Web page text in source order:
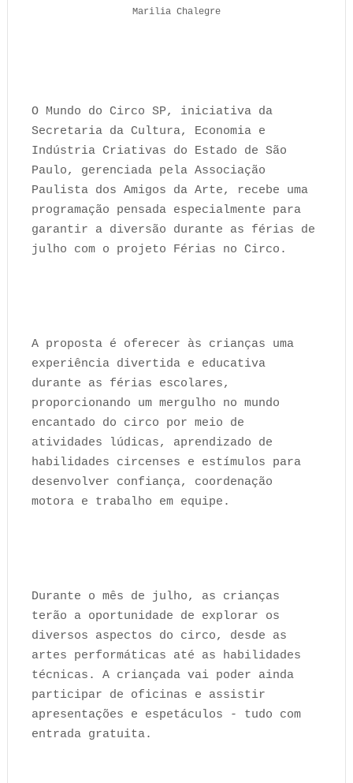
Marilia Chalegre
O Mundo do Circo SP, iniciativa da
Secretaria da Cultura, Economia e
Indústria Criativas do Estado de São
Paulo, gerenciada pela Associação
Paulista dos Amigos da Arte, recebe uma
programação pensada especialmente para
garantir a diversão durante as férias de
julho com o projeto Férias no Circo.
A proposta é oferecer às crianças uma
experiência divertida e educativa
durante as férias escolares,
proporcionando um mergulho no mundo
encantado do circo por meio de
atividades lúdicas, aprendizado de
habilidades circenses e estímulos para
desenvolver confiança, coordenação
motora e trabalho em equipe.
Durante o mês de julho, as crianças
terão a oportunidade de explorar os
diversos aspectos do circo, desde as
artes performáticas até as habilidades
técnicas. A criançada vai poder ainda
participar de oficinas e assistir
apresentações e espetáculos - tudo com
entrada gratuita.